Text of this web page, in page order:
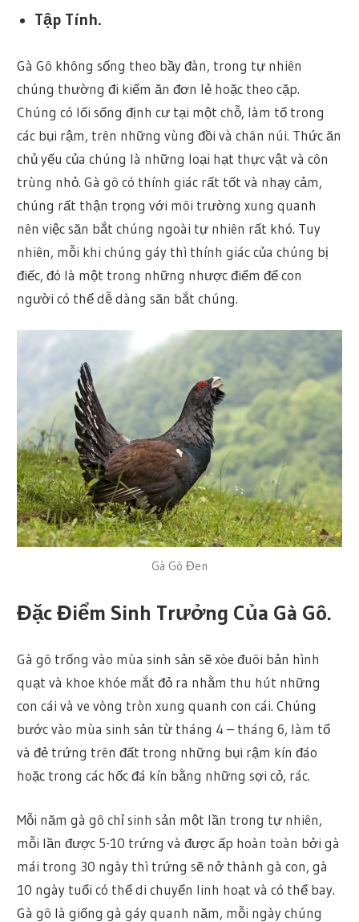
Tập Tính.
Gà Gô không sống theo bầy đàn, trong tự nhiên
chúng thường đi kiếm ăn đơn lẻ hoặc theo cặp.
Chúng có lối sống định cư tại một chỗ, làm tổ trong
các bụi rậm, trên những vùng đồi và chân núi. Thức ăn
chủ yếu của chúng là những loại hạt thực vật và côn
trùng nhỏ. Gà gô có thính giác rất tốt và nhạy cảm,
chúng rất thận trọng với môi trường xung quanh
nên việc săn bắt chúng ngoài tự nhiên rất khó. Tuy
nhiên, mỗi khi chúng gáy thì thính giác của chúng bị
điếc, đó là một trong những nhược điểm để con
người có thể dễ dàng săn bắt chúng.
Gà Gô Đen
Đặc Điểm Sinh Trưởng Của Gà Gô.
Gà gô trống vào mùa sinh sản sẽ xòe đuôi bản hình
quạt và khoe khóe mắt đỏ ra nhằm thu hút những
con cái và ve vòng tròn xung quanh con cái. Chúng
bước vào mùa sinh sản từ tháng 4 – tháng 6, làm tổ
và đẻ trứng trên đất trong những bụi rậm kín đáo
hoặc trong các hốc đá kín bằng những sợi cỏ, rác.
Mỗi năm gà gô chỉ sinh sản một lần trong tự nhiên,
mỗi lần được 5-10 trứng và được ấp hoàn toàn bởi gà
mái trong 30 ngày thì trứng sẽ nở thành gà con, gà
10 ngày tuổi có thể di chuyển linh hoạt và có thể bay.
Gà gô là giống gà gáy quanh năm, mỗi ngày chúng